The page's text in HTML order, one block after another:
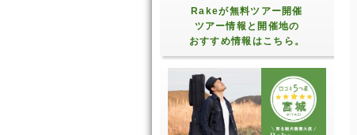
Rakeが無料ツアー開催
ツアー情報と開催地の
おすすめ情報はこちら。